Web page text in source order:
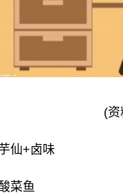
(
仙+卤味
菜鱼